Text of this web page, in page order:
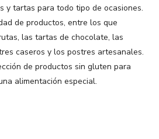
y tartas para todo tipo de ocasiones.
de productos, entre los que
las tartas de chocolate, las
caseros y los postres artesanales.
de productos sin gluten para
alimentación especial.